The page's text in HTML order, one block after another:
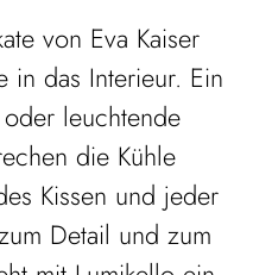
von Eva Kaiser
in das Interieur. Ein
leuchtende
die Kühle
Kissen und jeder
Detail und zum